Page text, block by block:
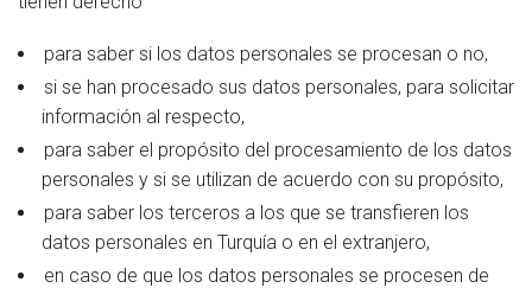
para saber si los datos personales se procesan o no,
si se han procesado sus datos personales, para solicitar
información al respecto,
para saber el propósito del procesamiento de los datos
personales y si se utilizan de acuerdo con su propósito,
para saber los terceros a los que se transfieren los
datos personales en Turquía o en el extranjero,
en caso de que los datos personales se procesen de